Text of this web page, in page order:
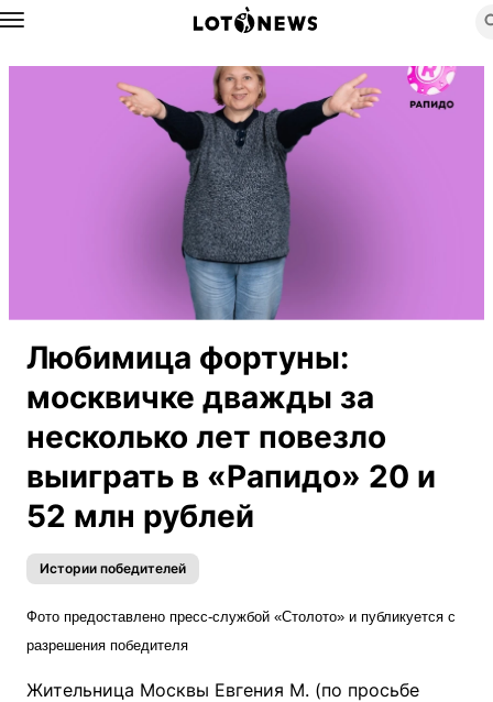
Назад
Любимица фортуны:
москвичке дважды за
несколько лет повезло
выиграть в «Рапидо» 20 и
52 млн рублей
Истории победителей
Фото предоставлено пресс-службой «Столото» и публикуется с
разрешения победителя
Жительница Москвы Евгения М. (по просьбе